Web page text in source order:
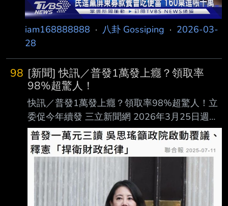
小草女神「咪咪」劉芩妤解釋，「全台500元車
資」是公 民自主的展現；由於遊行後回台中需要
近3小時
iam168888888 · 八卦 Gossiping · 2026-03-
28
98 [新聞] 快訊／普發1萬發上癮？領取率
98%超驚人！
快訊／普發1萬發上癮？領取率98%超驚人！立
委促今年續發 三立新聞網 2026年3月25日週三
財經中心／師瑞德報導 政府普發現金10,000元
政策已進入最後領取倒數階段，立法院財政委員
會今日針對發放成 效與期限展開熱烈討論。立
委羅明才與郭國文接連針對高達98%的領取率表
示肯定，羅明 才更現場向財政部長莊翠雲大膽
提議，鑑於台股交易熱絡帶動證交稅收「肥滋